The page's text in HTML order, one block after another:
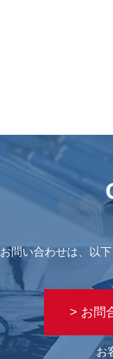
お問い合わせは、以
> お問
お